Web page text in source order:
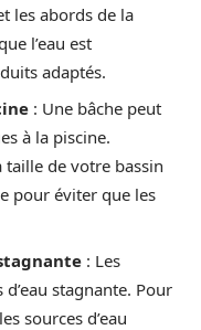
les abords de la
l’eau est
adaptés.
: Une bâche peut
à la piscine.
taille de votre bassin
pour éviter que les
: Les
stagnante. Pour
sources d’eau